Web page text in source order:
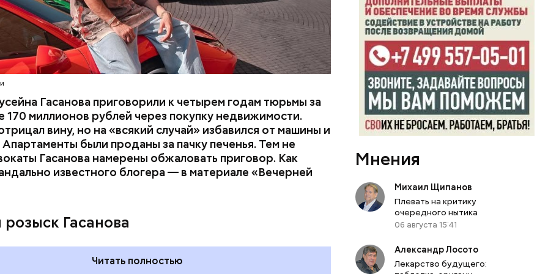
Гасанова приговорили к четырем годам тюрьмы за
170 миллионов рублей через покупку недвижимости.
вину, но на «всякий случай» избавился от машины и
были проданы за пачку печенья. Тем не
Гасанова намерены обжаловать приговор. Как
известного блогера — в материале «Вечерней
Гасанова
Читать полностью
расследование. В квартире потерпевших установили
видеонаблюдения. На записи попал 25-летний сын
Артем Миссюра, который тайно приходил в квартиру
и подсыпал им в еду химикаты. Также отравленную
младшая сестра.
Мнения
Михаил Щипанов
Плевать на критику
очередного нытика
06 августа 15:41
Александр Лосото
Лекарство будущего: